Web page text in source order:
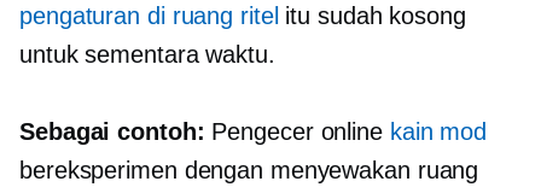
pengaturan di ruang ritel itu sudah kosong
untuk sementara waktu.
Sebagai contoh: Pengecer online kain mod
bereksperimen dengan menyewakan ruang